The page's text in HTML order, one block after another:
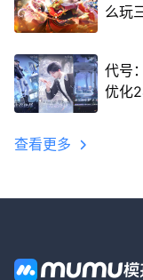
么玩
代号
优化
查看更多